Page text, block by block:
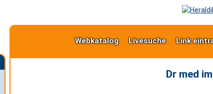
Webkatalog Livesuche Link
Dr med